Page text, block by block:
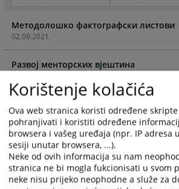
forward
to
interact
with
calendar
and
select
a
date.
Press
the
question
forward
interact
with
calendar
and
select
a
date.
Press
the
question
02.09.2021.
Методолошко фактографски листови
Развој менторских вјештина
02.07.2021.
Визуал о онлине приступу судским
мобилној апликацији.
10.06.2021.
Визуал за Модул о невођењу
Korištenje kolačića
Ova web stranica koristi određene
pohranjivati i koristiti određene
browsera i vašeg uređaja (npr. IP adresa
sesiji unutar browsera, ...).
Neke od ovih informacija su nam
stranica ne bi mogla fukcionisati u svom
neke nisu prijeko neophodne a služe za